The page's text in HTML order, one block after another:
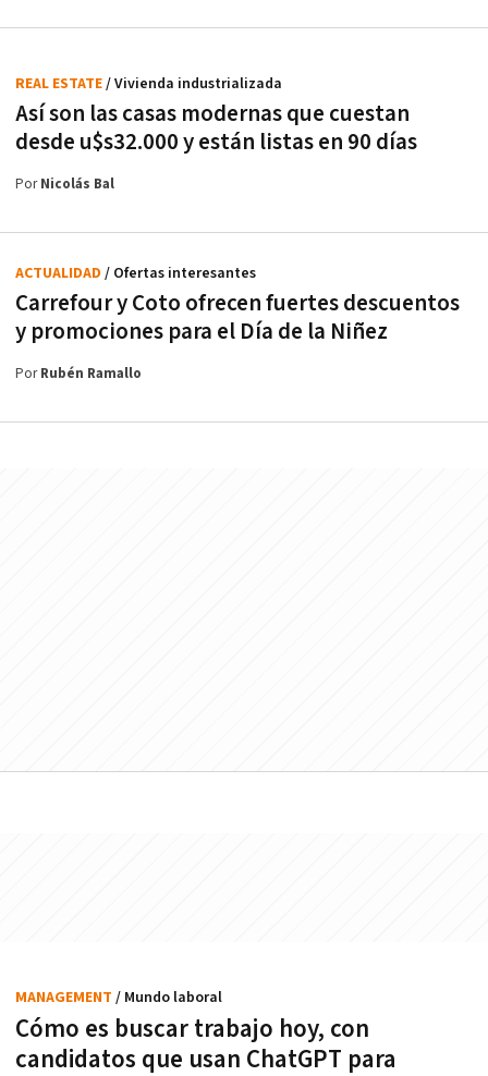
Así son las casas modernas que cuestan
desde u$s32.000 y están listas en 90 días
REAL ESTATE/ Vivienda industrializada
PorNicolás Bal
Carrefour y Coto ofrecen fuertes descuentos
y promociones para el Día de la Niñez
ACTUALIDAD / Ofertas interesantes
PorRubén Ramallo
Cómo es buscar trabajo hoy, con
candidatos que usan ChatGPT para
MANAGEMENT / Mundo laboral